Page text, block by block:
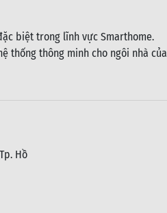
biệt trong lĩnh vực Smarthome.
thống thông minh cho ngôi nhà của
Hồ